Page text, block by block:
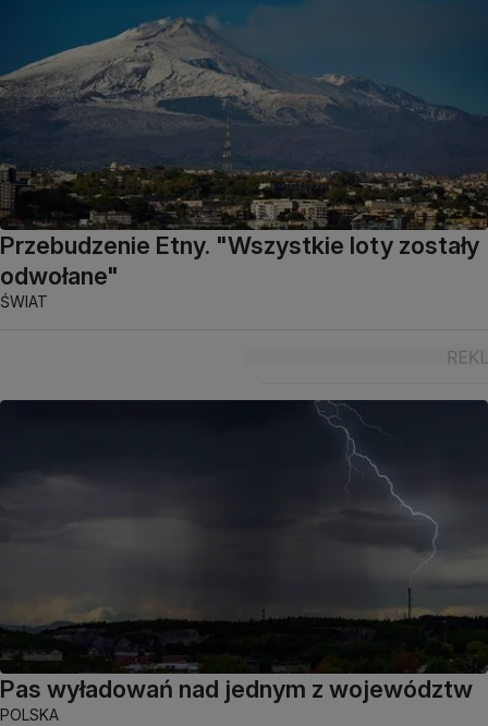
Przebudzenie Etny. "Wszystkie loty zostały
odwołane"
ŚWIAT
Pas wyładowań nad jednym z województw
POLSKA